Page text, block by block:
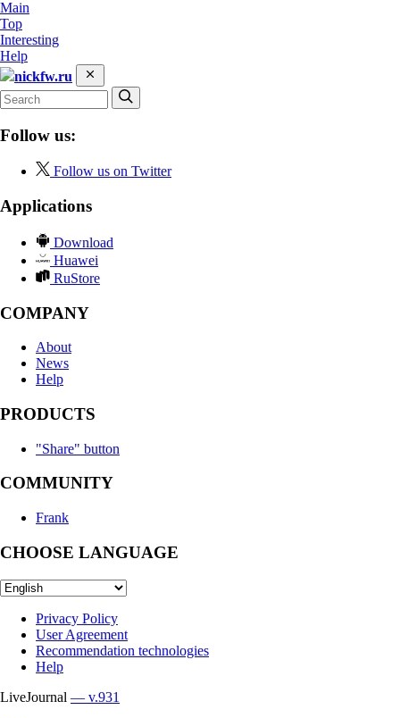
Main
Top
Interesting
Help
nickfw.ru
Follow us:
Follow us on Twitter
Applications
Download
Huawei
RuStore
COMPANY
About
News
Help
PRODUCTS
"Share" button
COMMUNITY
Frank
CHOOSE LANGUAGE
Privacy Policy
User Agreement
Recommendation technologies
Help
LiveJournal — v.931